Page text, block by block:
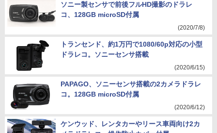
ソニー製センサで前後フルHD撮影のドラレ
コ、128GB microSD付属
(2020/7/8)
トランセンド、約1万円で1080/60p対応の小型
ドラレコ。ソニーセンサ搭載
(2020/6/15)
PAPAGO、ソニーセンサ搭載の2カメラドラレ
コ。128GB microSD付属
(2020/6/12)
ケンウッド、レンタカーやリース車両向け2カ